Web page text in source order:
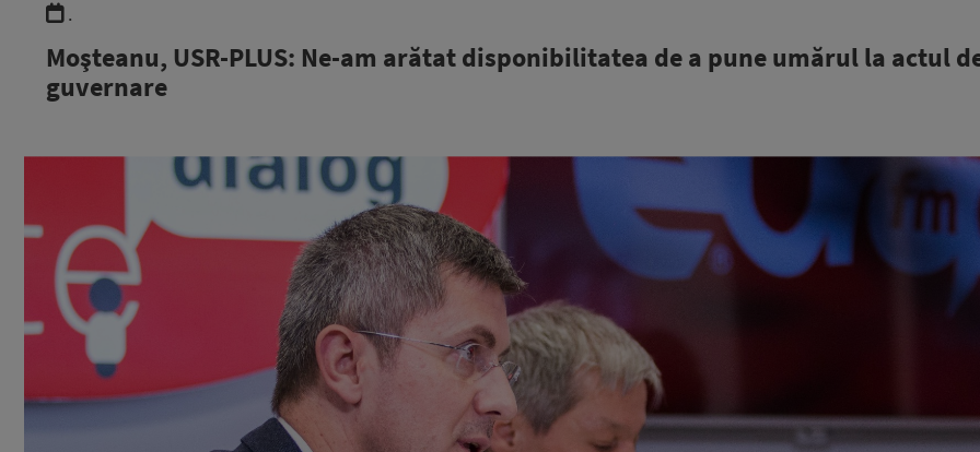
.
Moşteanu, USR-PLUS: Ne-am arătat disponibilitatea de a pune umărul la actul
guvernare